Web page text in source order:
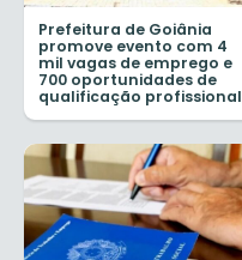
Prefeitura de Goiânia
promove evento com 4
mil vagas de emprego e
700 oportunidades de
qualificação profissional